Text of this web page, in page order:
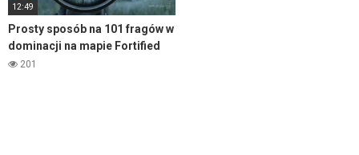
12:49
Prosty sposób na 101 fragów w
dominacji na mapie Fortified
district – Enlisted
201